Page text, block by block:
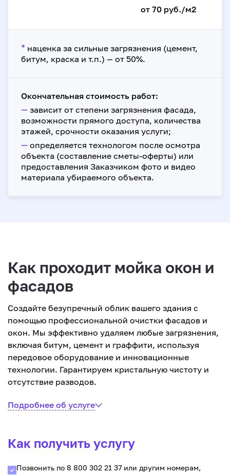
от 70 руб./м2
* наценка за сильные загрязнения (цемент,
битум, краска и т.п.) — от 50%.
Окончательная стоимость работ:
— зависит от степени загрязнения фасада,
возможности прямого доступа, количества
этажей, срочности оказания услуги;
— определяется технологом после осмотра
объекта (составление сметы-оферты) или
предоставления Заказчиком фото и видео
материала убираемого объекта.
Как проходит мойка окон и
фасадов
Создайте безупречный облик вашего здания с
помощью профессиональной очистки фасадов и
окон. Мы эффективно удаляем любые загрязнения,
включая битум, цемент и граффити, используя
передовое оборудование и инновационные
технологии. Гарантируем кристальную чистоту и
отсутствие разводов.
Подробнее об услуге
Как получить услугу
Позвонить по 8 800 302 21 37 или другим номерам,